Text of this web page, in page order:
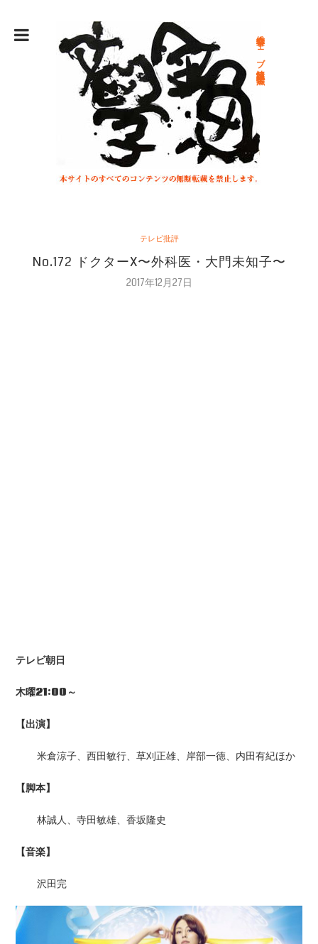
総合文学ウェブ情報誌 文学金魚
テレビ批評
No.172 ドクターX〜外科医・大門未知子〜
2017年12月27日
テレビ朝日
木曜21:00～
【出演】
米倉涼子、西田敏行、草刈正雄、岸部一徳、内田有紀ほか
【脚本】
林誠人、寺田敏雄、香坂隆史
【音楽】
沢田完